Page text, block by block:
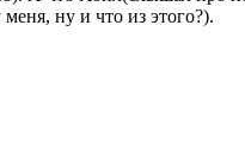
ну и что из этого?).